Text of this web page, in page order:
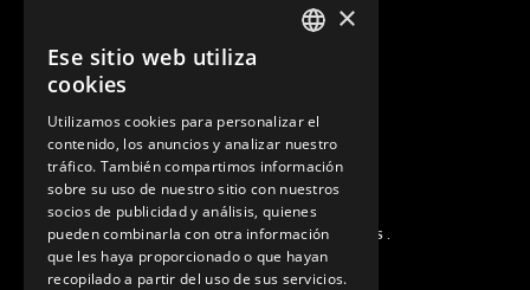
CONTACTO
PREGUNTAS MÁS FRECUENTES.
×
Ese sitio web utiliza
cookies
Utilizamos cookies para personalizar el
contenido, los anuncios y analizar nuestro
tráfico. También compartimos información
sobre su uso de nuestro sitio con nuestros
socios de publicidad y análisis, quienes
pueden combinarla con otra información
que les haya proporcionado o que hayan
recopilado a partir del uso de sus servicios.